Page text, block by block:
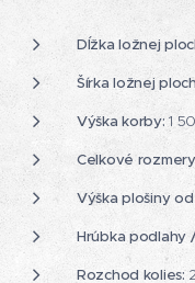
Dĺžka ložnej
Šírka ložnej
Výška korby: 1
Celkové
Výška plošiny
Hrúbka podlahy
Rozchod kolies: